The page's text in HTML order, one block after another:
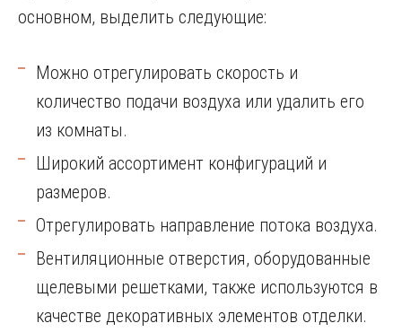
основном, выделить следующие:
Можно отрегулировать скорость и
количество подачи воздуха или удалить его
из комнаты.
Широкий ассортимент конфигураций и
размеров.
Отрегулировать направление потока воздуха.
Вентиляционные отверстия, оборудованные
щелевыми решетками, также используются в
качестве декоративных элементов отделки.